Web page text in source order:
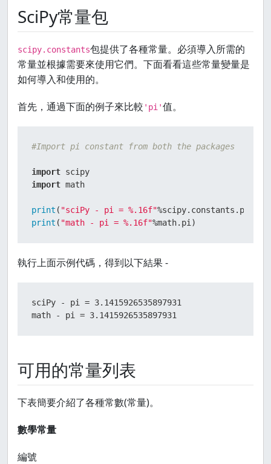
SciPy常量包
scipy.constants包提供了各種常量。必須導入所需的
常量並根據需要來使用它們。下面看看這些常量變量是
如何導入和使用的。
首先，通過下面的例子來比較 'pi'值。
#Import pi constant from both the packages
import
import math
print ( "sciPy - pi = %.16f"
print ( "math - pi = %.16f"%math.pi)
執行上面示例代碼，得到以下結果 -
sciPy - pi = 3.1415926535897931
math - pi = 3.1415926535897931
可用的常量列表
下表簡要介紹了各種常數(常量)。
數學常量
編號